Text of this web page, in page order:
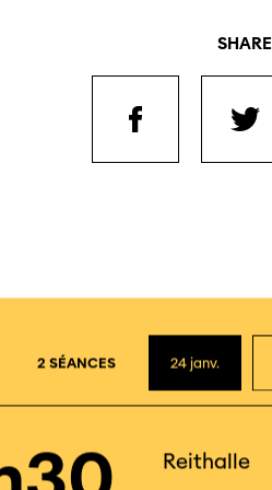
SHARE
2 SÉANCES 24 janv.
Reithalle